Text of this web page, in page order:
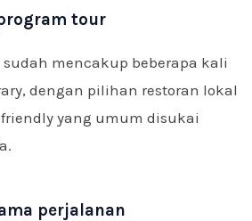
tour
mencakup beberapa kali
dengan pilihan restoran lokal
yang umum disukai
perjalanan